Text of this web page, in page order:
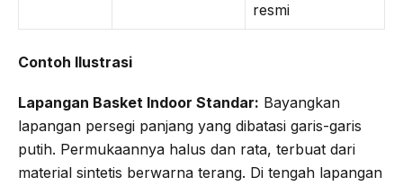
resmi
Contoh Ilustrasi
Lapangan Basket Indoor Standar: Bayangkan
lapangan persegi panjang yang dibatasi garis-garis
putih. Permukaannya halus dan rata, terbuat dari
material sintetis berwarna terang. Di tengah lapangan